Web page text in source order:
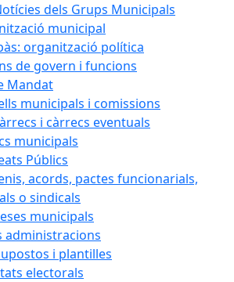
dels Grups Municipals
municipal
organització política
de govern i funcions
Mandat
municipals i comissions
i càrrecs eventuals
municipals
Públics
acords, pactes funcionarials,
o sindicals
municipals
administracions
i plantilles
electorals